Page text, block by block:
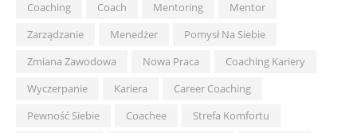
Coaching Coach Mentoring
Mentor
Zarządzanie
Menedżer
Pomysł Na Siebie
Zmiana Zawodowa
Nowa Praca
Coaching Kariery
Wyczerpanie
Kariera
Career Coaching
Pewność Siebie
Coachee
Strefa Komfortu